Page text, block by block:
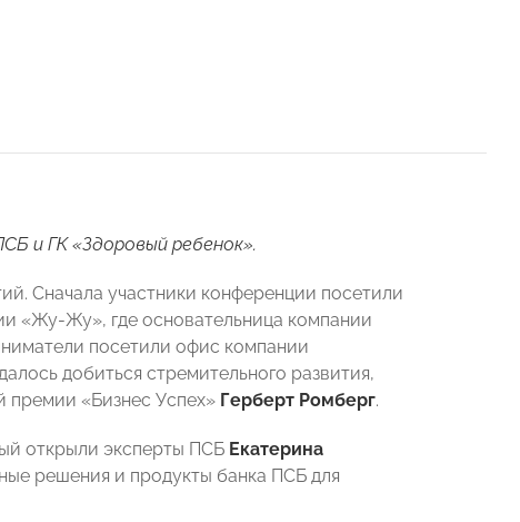
и ГК «Здоровый ребенок».
Сначала участники конференции посетили
«Жу-Жу», где основательница компании
посетили офис компании
добиться стремительного развития,
премии «Бизнес Успех» Герберт Ромберг.
открыли эксперты ПСБ Екатерина
решения и продукты банка ПСБ для